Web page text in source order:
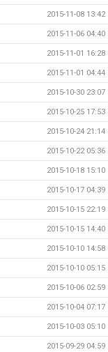
2015-11-08 13:42
2015-11-06 04:40
2015-11-01 16:28
2015-11-01 04:44
2015-10-30 23:07
2015-10-25 17:53
2015-10-24 21:14
2015-10-22 05:36
2015-10-18 15:10
2015-10-17 04:39
2015-10-15 22:19
2015-10-15 14:40
2015-10-10 14:58
2015-10-10 05:15
2015-10-06 02:59
2015-10-04 07:17
2015-10-03 05:10
2015-09-29 04:59